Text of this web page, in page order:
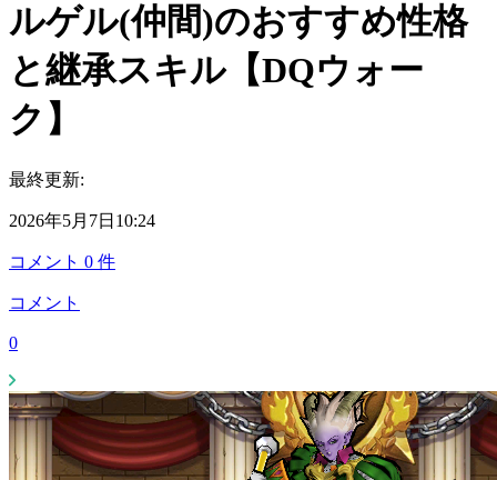
ルゲル(仲間)のおすすめ性格
と継承スキル【DQウォー
ク】
最終更新:
2026年5月7日10:24
コメント 0 件
コメント
0